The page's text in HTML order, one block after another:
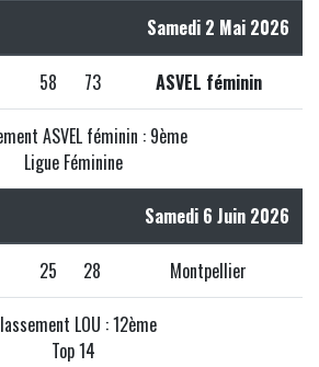
Samedi 2 Mai 2026
58 73 ASVEL féminin
ASVEL féminin : 9ème
Ligue Féminine
Samedi 6 Juin 2026
25 28 Montpellier
LOU : 12ème
Top 14